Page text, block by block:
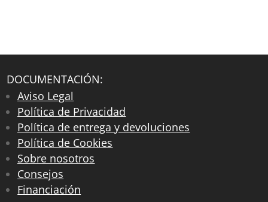
DOCUMENTACIÓN:
Aviso Legal
Política de Privacidad
Política de entrega y devoluciones
Política de Cookies
Sobre nosotros
Consejos
Financiación